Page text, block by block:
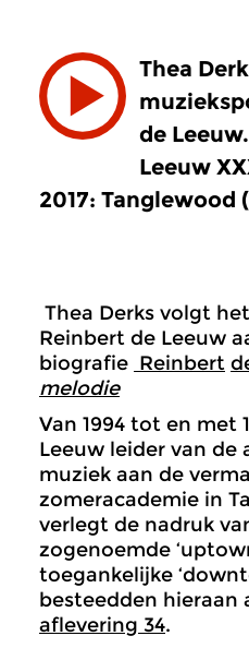
Thea
de Leeuw.
Leeuw
2017: Tanglewood
Thea Derks volgt
Reinbert de Leeuw
biografie Reinbert
melodie
Van 1994 tot en met
Leeuw leider van de
muziek aan de
zomeracademie in
verlegt de nadruk
zogenoemde
toegankelijke
besteedden hieraan
aflevering 34.